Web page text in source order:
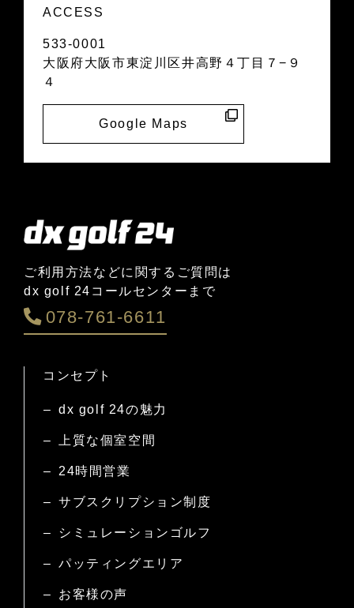
ACCESS
533-0001
大阪府大阪市東淀川区井高野４丁目７−９
４
Google Maps
ご利用方法などに関するご質問は
dx golf 24コールセンターまで
078-761-6611
コンセプト
dx golf 24の魅力
上質な個室空間
24時間営業
サブスクリプション制度
シミュレーションゴルフ
パッティングエリア
お客様の声